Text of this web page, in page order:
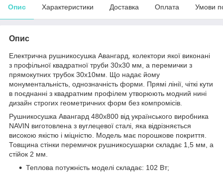
Опис Характеристики Доставка Оплата Умови
Опис
Електрична рушникосушка Авангард, колектори якої виконані
з профільної квадратної труби 30х30 мм, а перемички з
прямокутних трубок 30х10мм. Що надає йому
монументальність, однозначність форми. Прямі лінії, чіткі кути
в поєднанні з квадратним профілем утворюють модний нині
дизайн строгих геометричних форм без компромісів.
Рушникосушка Авангард 480х800 від українського виробника
NAVIN виготовлена з вуглецевої сталі, яка відрізняється
високою якістю і міцністю. Модель має порошкове покриття.
Товщина стінки перемичок рушникосушарки складає 1,5 мм, а
стійок 2 мм.
Теплова потужність моделі складає: 102 Вт;